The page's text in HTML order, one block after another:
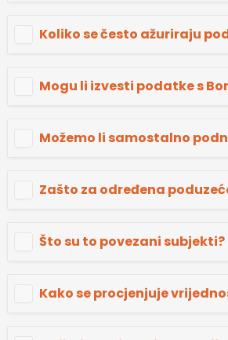
Koliko se često ažuriraju
Mogu li izvesti podatke s
Možemo li samostalno
Zašto za određena
Što su to povezani subjekti?
Kako se procjenjuje